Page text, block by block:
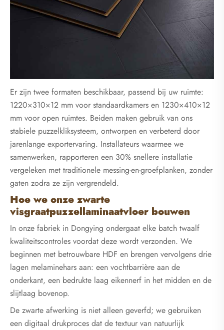
Er zijn twee formaten beschikbaar, passend bij uw ruimte:
1220×310×12 mm voor standaardkamers en 1230×410×12
mm voor open ruimtes. Beiden maken gebruik van ons
stabiele puzzelkliksysteem, ontworpen en verbeterd door
jarenlange exportervaring. Installateurs waarmee we
samenwerken, rapporteren een 30% snellere installatie
vergeleken met traditionele messing-en-groefplanken, zonder
gaten zodra ze zijn vergrendeld.
Hoe we onze zwarte
visgraatpuzzellaminaatvloer bouwen
In onze fabriek in Dongying ondergaat elke batch twaalf
kwaliteitscontroles voordat deze wordt verzonden. We
beginnen met betrouwbare HDF en brengen vervolgens drie
lagen melaminehars aan: een vochtbarrière aan de
onderkant, een bedrukte laag eikennerf in het midden en de
slijtlaag bovenop.
De zwarte afwerking is niet alleen geverfd; we gebruiken
een digitaal drukproces dat de textuur van natuurlijk